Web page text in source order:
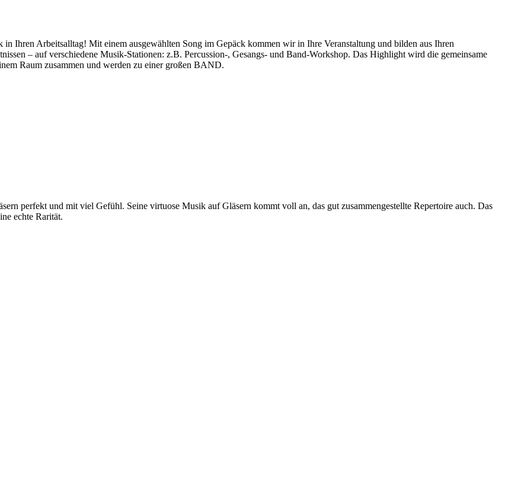
Ihren Arbeitsalltag! Mit einem ausgewählten Song im Gepäck kommen wir in Ihre Veranstaltung und bilden aus Ihren
– auf verschiedene Musik-Stationen: z.B. Percussion-, Gesangs- und Band-Workshop. Das Highlight wird die gemeinsame
Raum zusammen und werden zu einer großen BAND.
perfekt und mit viel Gefühl. Seine virtuose Musik auf Gläsern kommt voll an, das gut zusammengestellte Repertoire auch. Das
echte Rarität.